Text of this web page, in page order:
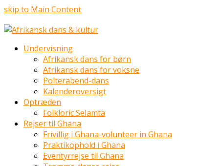
skip to Main Content
Undervisning
Afrikansk dans for børn
Afrikansk dans for voksne
Polterabend-dans
Kalenderoversigt
Optræden
Folkloric Selamta
Rejser til Ghana
Frivillig i Ghana-volunteer in Ghana
Praktikophold i Ghana
Eventyrrejse til Ghana